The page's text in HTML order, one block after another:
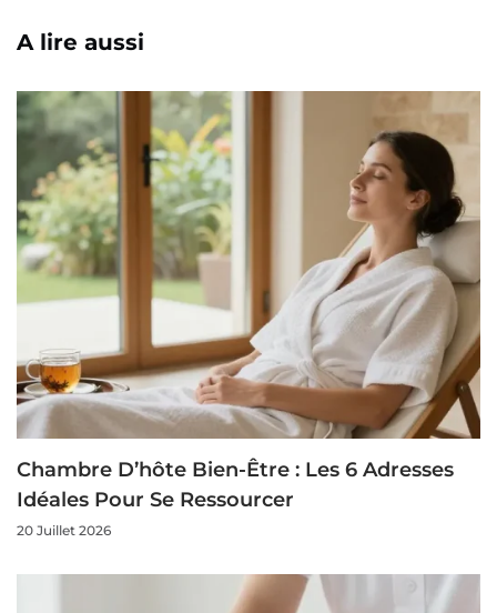
A lire aussi
Chambre D’hôte Bien-Être : Les 6 Adresses
Idéales Pour Se Ressourcer
20 Juillet 2026